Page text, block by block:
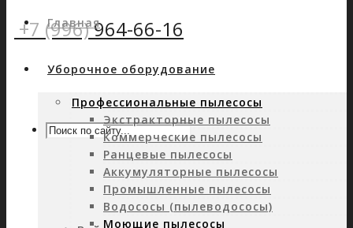
+7 (996)964-66-16
Главная
Уборочное оборудование
Профессиональные пылесосы
Экстракторные пылесосы
Коммерческие пылесосы
Ранцевые пылесосы
Аккумуляторные пылесосы
Промышленные пылесосы
Водососы (пылеводососы)
Моющие пылесосы